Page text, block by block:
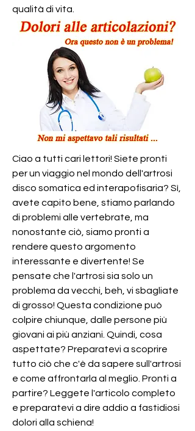
qualità di vita.
Ciao a tutti cari lettori! Siete pronti
per un viaggio nel mondo dell'artrosi
disco somatica ed interapofisaria? Sì,
avete capito bene, stiamo parlando
di problemi alle vertebrate, ma
nonostante ciò, siamo pronti a
rendere questo argomento
interessante e divertente! Se
pensate che l'artrosi sia solo un
problema da vecchi, beh, vi sbagliate
di grosso! Questa condizione può
colpire chiunque, dalle persone più
giovani ai più anziani. Quindi, cosa
aspettate? Preparatevi a scoprire
tutto ciò che c'è da sapere sull'artrosi
e come affrontarla al meglio. Pronti a
partire? Leggete l'articolo completo
e preparatevi a dire addio a fastidiosi
dolori alla schiena!